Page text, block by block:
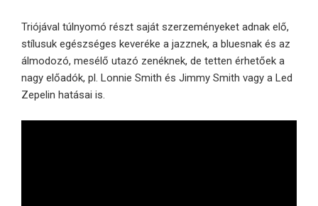
Triójával túlnyomó részt saját szerzeményeket adnak elő,
stílusuk egészséges keveréke a jazznek, a bluesnak és az
álmodozó, mesélő utazó zenéknek, de tetten érhetőek a
nagy előadók, pl. Lonnie Smith és Jimmy Smith vagy a Led
Zepelin hatásai is.